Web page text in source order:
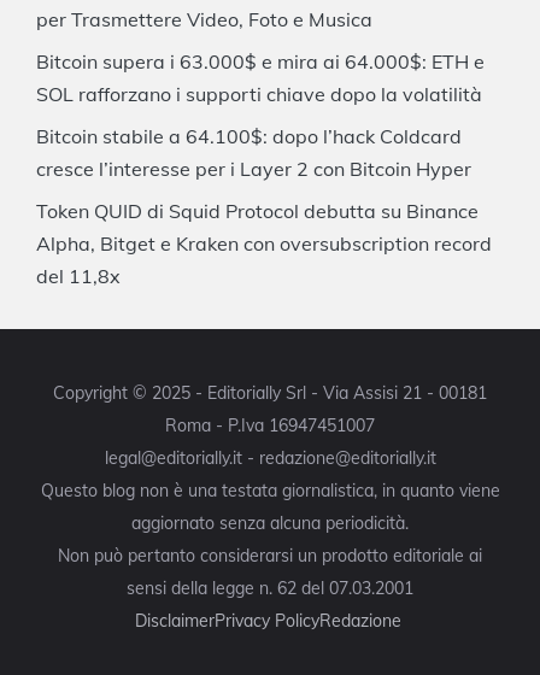
per Trasmettere Video, Foto e Musica
Bitcoin supera i 63.000$ e mira ai 64.000$: ETH e
SOL rafforzano i supporti chiave dopo la volatilità
Bitcoin stabile a 64.100$: dopo l’hack Coldcard
cresce l’interesse per i Layer 2 con Bitcoin Hyper
Token QUID di Squid Protocol debutta su Binance
Alpha, Bitget e Kraken con oversubscription record
del 11,8x
Copyright © 2025 - Editorially Srl - Via Assisi 21 - 00181
Roma - P.Iva 16947451007
legal@editorially.it - redazione@editorially.it
Questo blog non è una testata giornalistica, in quanto viene
aggiornato senza alcuna periodicità.
Non può pertanto considerarsi un prodotto editoriale ai
sensi della legge n. 62 del 07.03.2001
DisclaimerPrivacy PolicyRedazione